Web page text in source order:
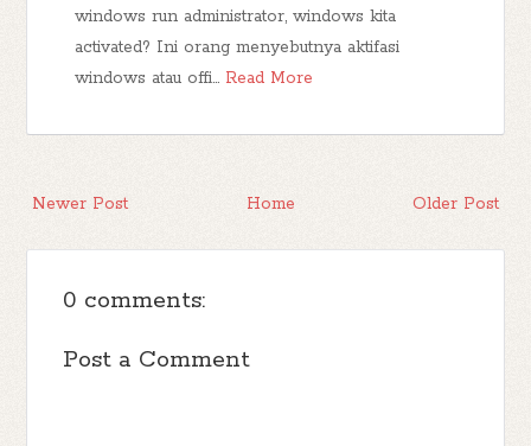
windows run administrator, windows kita
activated? Ini orang menyebutnya aktifasi
windows atau offi… Read More
Newer Post Older Post
Home
0 comments:
Post a Comment